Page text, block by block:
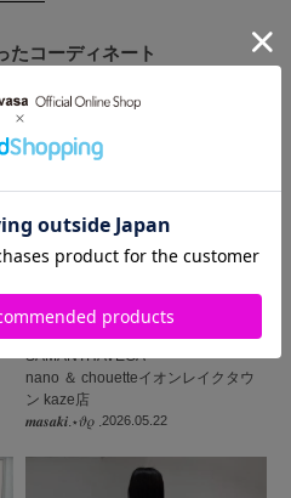
たコーディネート
2026.05.22
SAMANTHAVEGA
nano ＆ chouetteイオンレイクタウ
ン kaze店
𝒎𝒂𝒔𝒂𝒌𝒊.⋆𝜗𝜚 .